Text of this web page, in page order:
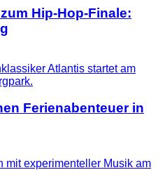
Hip-Hop-Finale:
Ferienabenteuer in